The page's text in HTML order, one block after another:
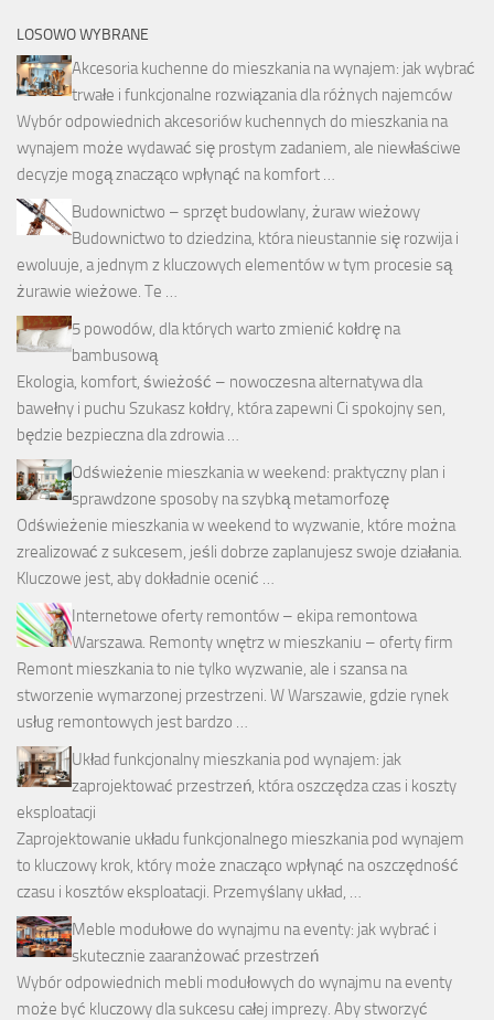
LOSOWO WYBRANE
Akcesoria kuchenne do mieszkania na wynajem: jak wybrać
trwałe i funkcjonalne rozwiązania dla różnych najemców
Wybór odpowiednich akcesoriów kuchennych do mieszkania na
wynajem może wydawać się prostym zadaniem, ale niewłaściwe
decyzje mogą znacząco wpłynąć na komfort …
Budownictwo – sprzęt budowlany, żuraw wieżowy
Budownictwo to dziedzina, która nieustannie się rozwija i
ewoluuje, a jednym z kluczowych elementów w tym procesie są
żurawie wieżowe. Te …
5 powodów, dla których warto zmienić kołdrę na
bambusową
Ekologia, komfort, świeżość – nowoczesna alternatywa dla
bawełny i puchu Szukasz kołdry, która zapewni Ci spokojny sen,
będzie bezpieczna dla zdrowia …
Odświeżenie mieszkania w weekend: praktyczny plan i
sprawdzone sposoby na szybką metamorfozę
Odświeżenie mieszkania w weekend to wyzwanie, które można
zrealizować z sukcesem, jeśli dobrze zaplanujesz swoje działania.
Kluczowe jest, aby dokładnie ocenić …
Internetowe oferty remontów – ekipa remontowa
Warszawa. Remonty wnętrz w mieszkaniu – oferty firm
Remont mieszkania to nie tylko wyzwanie, ale i szansa na
stworzenie wymarzonej przestrzeni. W Warszawie, gdzie rynek
usług remontowych jest bardzo …
Układ funkcjonalny mieszkania pod wynajem: jak
zaprojektować przestrzeń, która oszczędza czas i koszty
eksploatacji
Zaprojektowanie układu funkcjonalnego mieszkania pod wynajem
to kluczowy krok, który może znacząco wpłynąć na oszczędność
czasu i kosztów eksploatacji. Przemyślany układ, …
Meble modułowe do wynajmu na eventy: jak wybrać i
skutecznie zaaranżować przestrzeń
Wybór odpowiednich mebli modułowych do wynajmu na eventy
może być kluczowy dla sukcesu całej imprezy. Aby stworzyć